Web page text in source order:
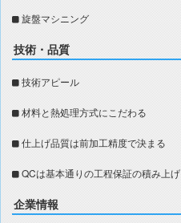
旋盤マシニング
技術・品質
技術アピール
材料と熱処理方式にこだわる
仕上げ品質は前加工精度で決まる
QCは基本通りの工程保証の積み上げ
企業情報